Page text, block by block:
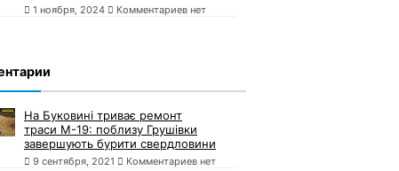
1 ноября, 2024 Комментариев нет
На Буковині триває ремонт
траси М-19: поблизу Грушівки
завершують бурити свердловини
9 сентября, 2021 Комментариев нет